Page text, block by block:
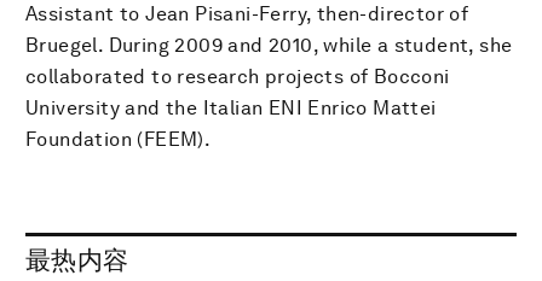
Assistant to Jean Pisani-Ferry, then-director of
Bruegel. During 2009 and 2010, while a student, she
collaborated to research projects of Bocconi
University and the Italian ENI Enrico Mattei
Foundation (FEEM).
最热内容